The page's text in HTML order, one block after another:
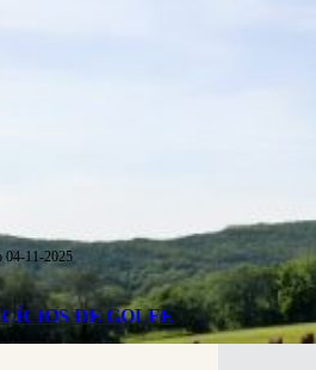
04-11-2025
DE GOLFE